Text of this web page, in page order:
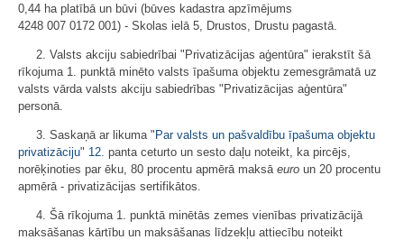
0,44 ha platībā un būvi (būves kadastra apzīmējums
4248 007 0172 001) - Skolas ielā 5, Drustos, Drustu pagastā.
2. Valsts akciju sabiedrībai "Privatizācijas aģentūra" ierakstīt šā
rīkojuma 1. punktā minēto valsts īpašuma objektu zemesgrāmatā uz
valsts vārda valsts akciju sabiedrības "Privatizācijas aģentūra"
personā.
3. Saskaņā ar likuma " Par valsts un pašvaldību īpašuma objektu
privatizāciju" 12. panta ceturto un sesto daļu noteikt, ka pircējs,
norēķinoties par ēku, 80 procentu apmērā maksā euro un 20 procentu
apmērā - privatizācijas sertifikātos.
4. Šā rīkojuma 1. punktā minētās zemes vienības privatizācijā
maksāšanas kārtību un maksāšanas līdzekļu attiecību noteikt